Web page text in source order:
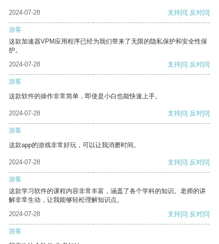
2024-07-28 支持[0] 反对[0]
游客
这款加速器VPM应用程序已经为我们带来了无限的隐私保护和安全性保
护。
2024-07-28
支持[0] 反对[0]
游客
这款软件的操作非常简单，即使是小白也能快速上手。
2024-07-28 支持[0] 反对[0]
游客
这款app的游戏非常好玩，可以让我消磨时间。
2024-07-28 支持[0] 反对[0]
游客
这款学习软件的课程内容非常丰富，涵盖了各个学科的知识。老师的讲
解非常生动，让我能够轻松理解知识点。
2024-07-28
支持[0] 反对[0]
游客